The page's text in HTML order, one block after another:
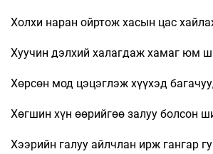
Холхи наран ойртож хасын цас
Хуучин дэлхий халагдаж хамаг юм
Хөрсөн мод цэцэглэж хүүхэд
Хөгшин хүн өөрийгөө залуу болсон
Хээрийн галуу айлчлан ирж гангар